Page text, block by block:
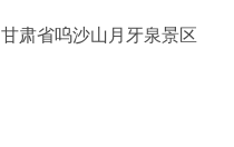
甘肃省呜沙山月牙泉景区